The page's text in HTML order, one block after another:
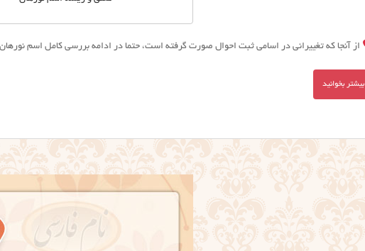
از آنجا که تغییرانی در اسامی ثبت احوال صورت گرفته است، حتما در ادامه بررسی کامل اسم نورهان
بیشتر بخوانید